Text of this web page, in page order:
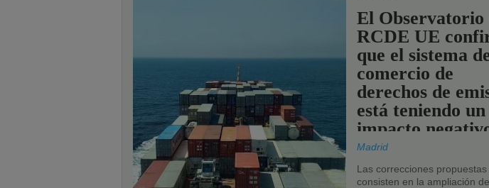
El Observatorio
RCDE UE
que el sistema
comercio de
derechos de
está teniendo un
impacto
los puertos de la
UE.
Madrid
Las correcciones propuestas
consisten en la ampliación